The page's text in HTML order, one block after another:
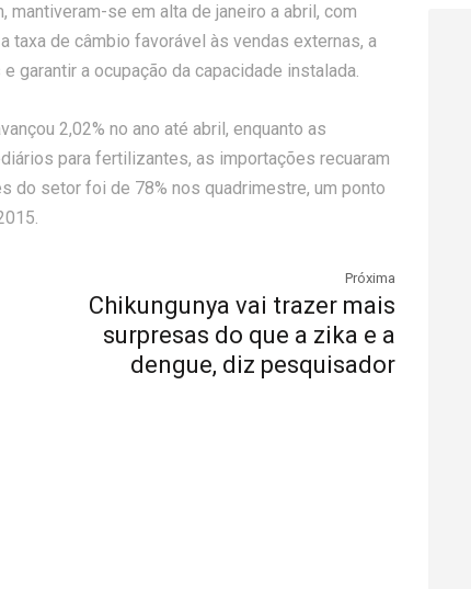
se em alta de janeiro a abril, com
taxa de câmbio favorável às vendas externas, a
garantir a ocupação da capacidade instalada.
2,02% no ano até abril, enquanto as
para fertilizantes, as importações recuaram
do setor foi de 78% nos quadrimestre, um ponto
Próxima
Chikungunya vai trazer mais
surpresas do que a zika e a
dengue, diz pesquisador